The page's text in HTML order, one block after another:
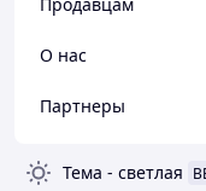
О нас
Партнеры
Тема - светлая